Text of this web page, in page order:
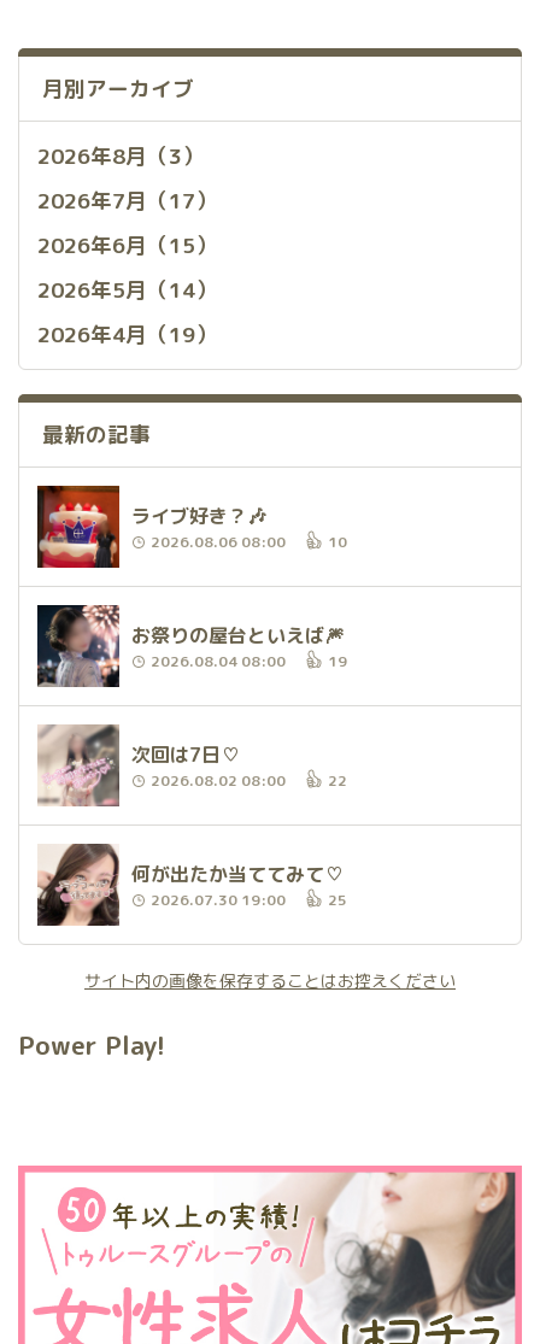
月別アーカイブ
2026年8月（3）
2026年7月（17）
2026年6月（15）
2026年5月（14）
2026年4月（19）
最新の記事
ライブ好き？🎶
2026.08.06 08:00 10
お祭りの屋台といえば🎆
2026.08.04 08:00 19
次回は7日♡
2026.08.02 08:00 22
何が出たか当ててみて♡
2026.07.30 19:00 25
サイト内の画像を保存することはお控えください
Power Play!